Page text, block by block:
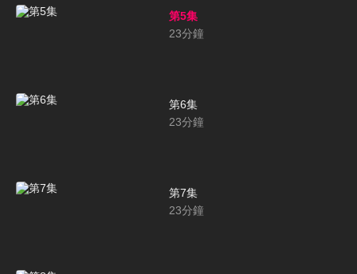
第5集
23分鐘
第6集
23分鐘
第7集
23分鐘